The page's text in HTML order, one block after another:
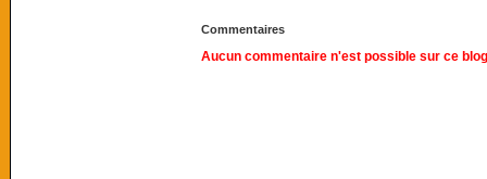
Commentaires
Aucun commentaire n'est possible sur ce